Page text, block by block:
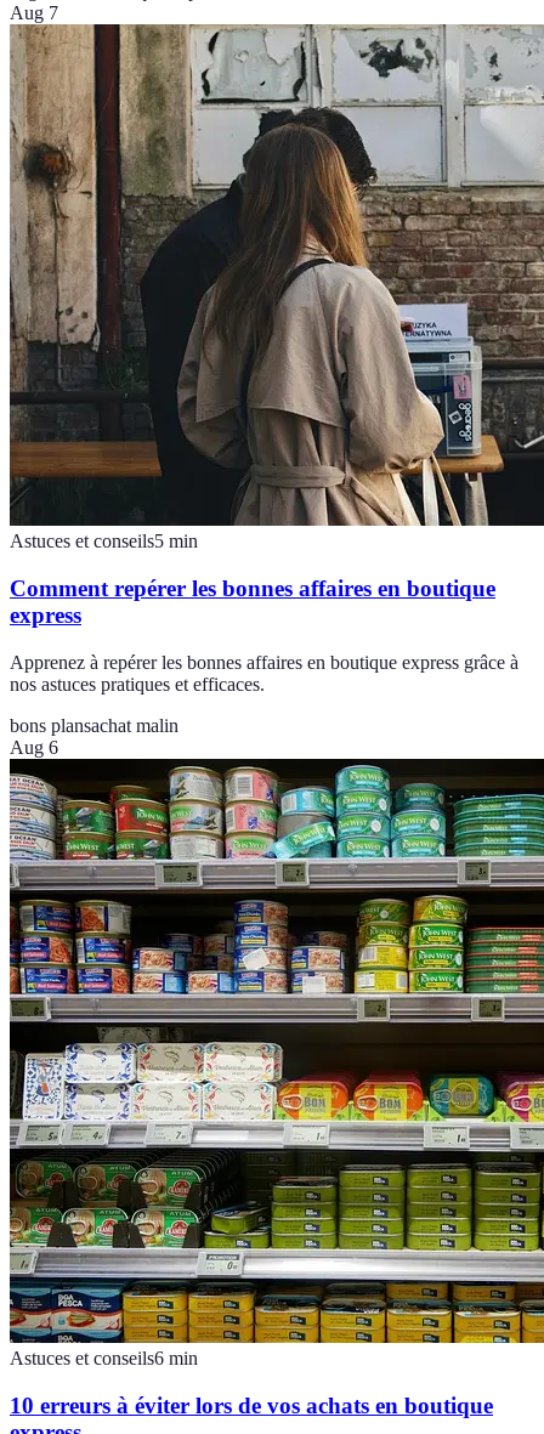
Aug 7
Astuces et conseils5 min
Comment repérer les bonnes affaires en boutique
express
Apprenez à repérer les bonnes affaires en boutique express grâce à
nos astuces pratiques et efficaces.
bons plansachat malin
Aug 6
Astuces et conseils6 min
10 erreurs à éviter lors de vos achats en boutique